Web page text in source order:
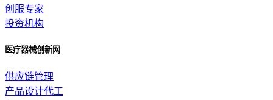
创服专家
投资机构
医疗器械创新网
供应链管理
产品设计代工